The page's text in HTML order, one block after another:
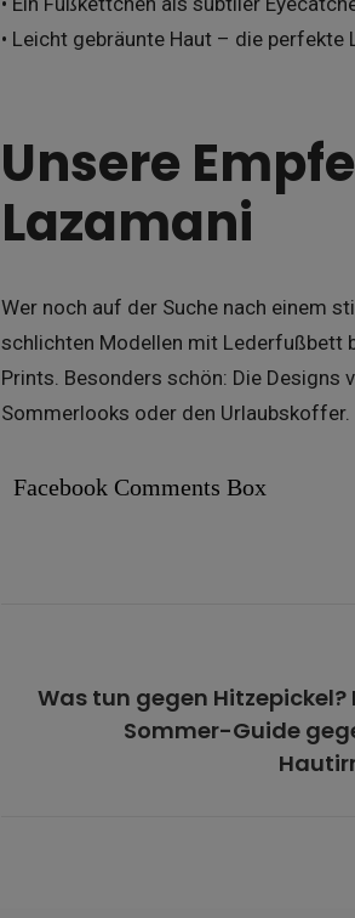
• Leicht gebräunte Haut – die
Unsere
Lazamani
Wer noch auf der Suche nach einem
schlichten Modellen mit Lederfußbett
Prints. Besonders schön: Die
Sommerlooks oder den Urlaubskoffer.
Facebook Comments Box
Was tun gegen Hitzepickel?
Sommer-Guide